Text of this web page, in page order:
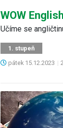
WOW
Učíme se
1. stupeň
pátek 15.12.2023 |